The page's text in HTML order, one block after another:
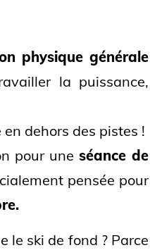
physique générale
la puissance,
dehors des pistes !
pour uneséance de
pensée pour
le ski de fond ? Parce